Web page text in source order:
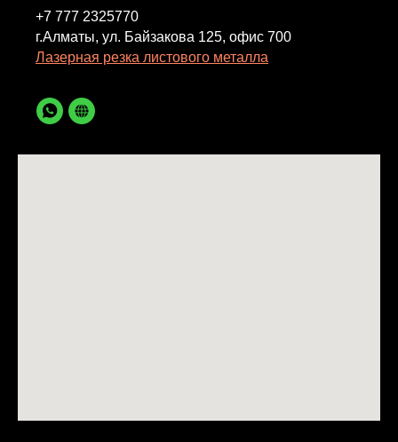
+7 777 2325770
г.Алматы, ул. Байзакова 125, офис 700
Лазерная резка листового металла